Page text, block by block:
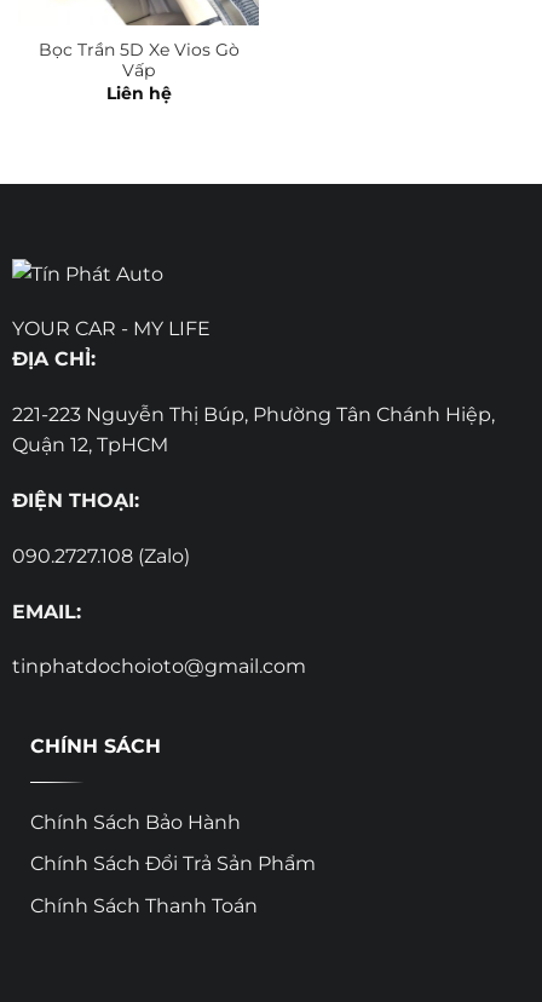
Bọc Trần 5D Xe Vios Gò
Vấp
Liên hệ
YOUR CAR - MY LIFE
ĐỊA CHỈ:
221-223 Nguyễn Thị Búp, Phường Tân Chánh Hiệp,
Quận 12, TpHCM
ĐIỆN THOẠI:
090.2727.108 (Zalo)
EMAIL:
tinphatdochoioto@gmail.com
CHÍNH SÁCH
Chính Sách Bảo Hành
Chính Sách Đổi Trả Sản Phẩm
Chính Sách Thanh Toán